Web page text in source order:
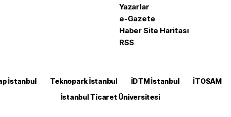
Yazarlar
e-Gazete
Haber Site Haritası
RSS
İstanbul Teknopark İstanbul İDTM İstanbul İTOSAM
İstanbul Ticaret Üniversitesi